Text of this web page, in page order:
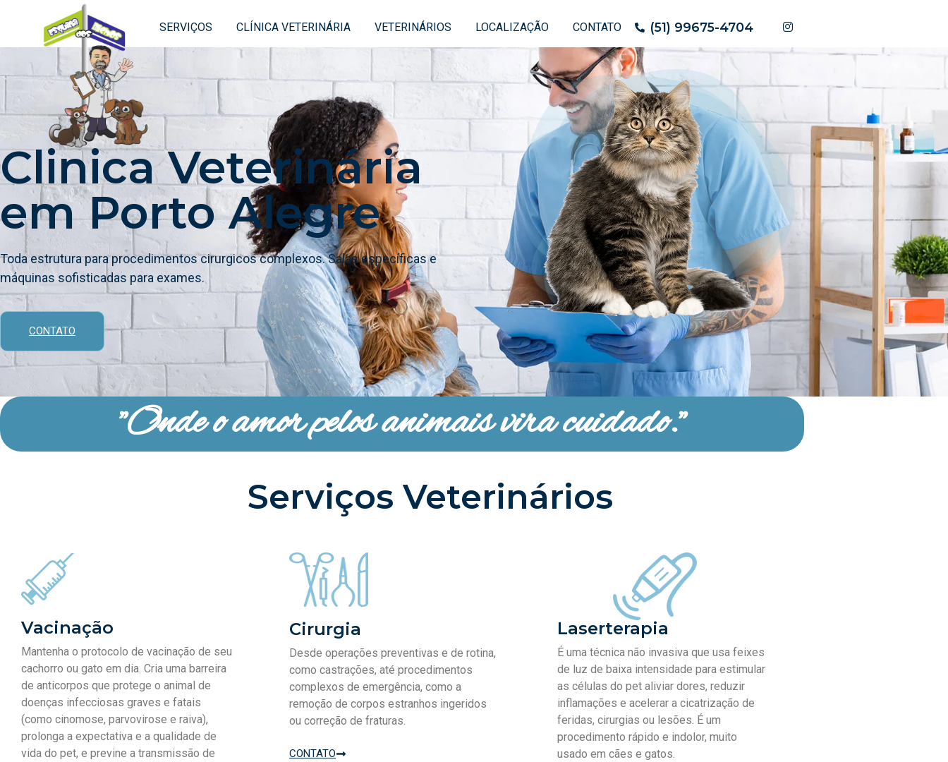
SERVIÇOS CLÍNICA VETERINÁRIA VETERINÁRIOS LOCALIZAÇÃO CONTATO (51) 99675-4704
Clinica Veterinária
em Porto Alegre
Toda estrutura para procedimentos cirurgicos complexos. Salas específicas e
máquinas sofisticadas para exames.
CONTATO
"Onde o amor pelos animais vira cuidado."
Serviços Veterinários
Vacinação
Mantenha o protocolo de vacinação de seu
cachorro ou gato em dia. Cria uma barreira
de anticorpos que protege o animal de
doenças infecciosas graves e fatais
(como cinomose, parvovirose e raiva),
prolonga a expectativa e a qualidade de
vida do pet, e previne a transmissão de
Cirurgia
Desde operações preventivas e de rotina,
como castrações, até procedimentos
complexos de emergência, como a
remoção de corpos estranhos ingeridos
ou correção de fraturas.
CONTATO
Laserterapia
É uma técnica não invasiva que usa feixes
de luz de baixa intensidade para estimular
as células do pet aliviar dores, reduzir
inflamações e acelerar a cicatrização de
feridas, cirurgias ou lesões. É um
procedimento rápido e indolor, muito
usado em cães e gatos.